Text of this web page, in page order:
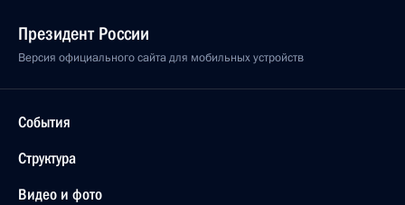
Президент России
Версия официального сайта для мобильных устройств
События
Структура
Видео и фото